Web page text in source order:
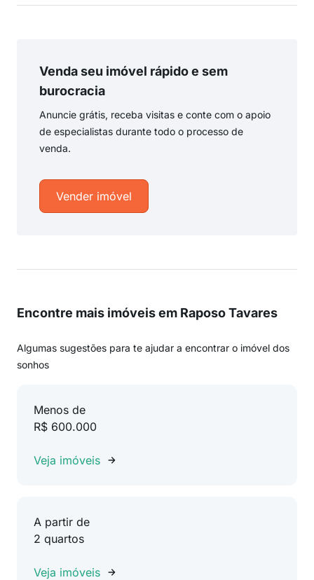
Venda seu imóvel rápido e sem
burocracia
Anuncie grátis, receba visitas e conte com o apoio
de especialistas durante todo o processo de
venda.
Vender imóvel
Encontre mais imóveis em Raposo Tavares
Algumas sugestões para te ajudar a encontrar o imóvel dos
sonhos
Menos de
R$ 600.000
Veja imóveis
A partir de
2 quartos
Veja imóveis